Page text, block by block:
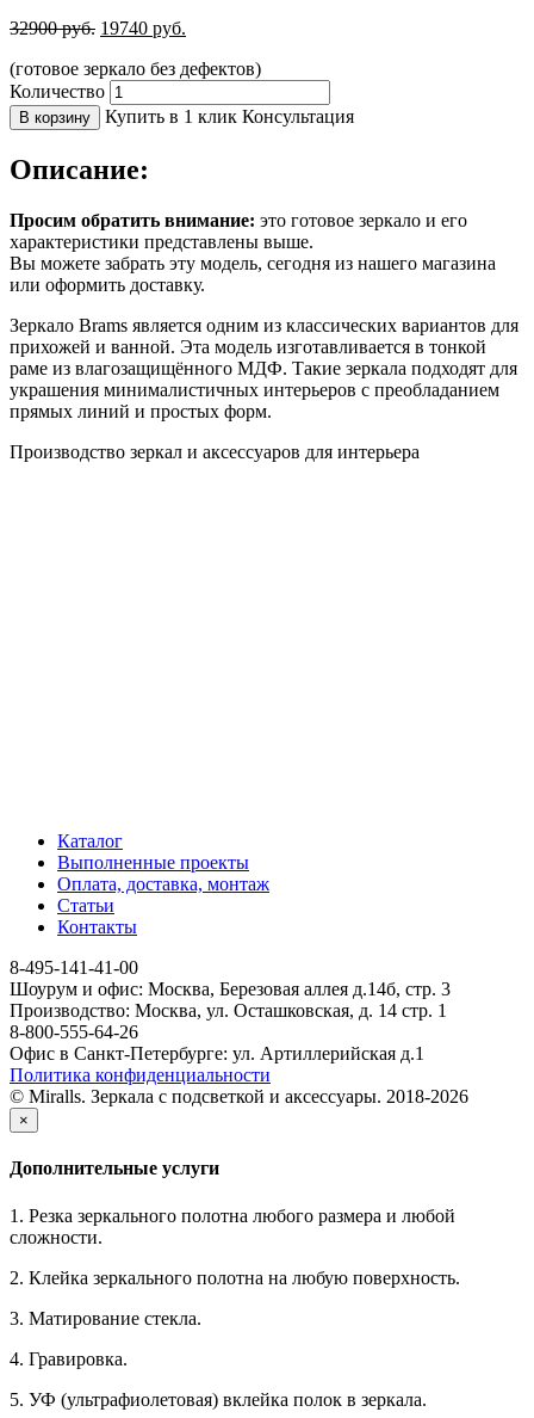
32900руб. 19740 руб.
(готовое зеркало без дефектов)
Количество
В корзину Купить в 1 клик Консультация
Описание:
Просим обратить внимание: это готовое зеркало и его
характеристики представлены выше.
Вы можете забрать эту модель, сегодня из нашего магазина
или оформить доставку.
Зеркало Brams является одним из классических вариантов для
прихожей и ванной. Эта модель изготавливается в тонкой
раме из влагозащищённого МДФ. Такие зеркала подходят для
украшения минималистичных интерьеров с преобладанием
прямых линий и простых форм.
Производство зеркал и аксессуаров для интерьера
Каталог
Выполненные проекты
Оплата, доставка, монтаж
Статьи
Контакты
8-495-141-41-00
Шоурум и офис: Москва, Березовая аллея д.14б, стр. 3
Производство: Москва, ул. Осташковская, д. 14 стр. 1
8-800-555-64-26
Офис в Санкт-Петербурге: ул. Артиллерийская д.1
Политика конфиденциальности
© Miralls. Зеркала с подсветкой и аксессуары. 2018-2026
×
Дополнительные услуги
1. Резка зеркального полотна любого размера и любой
сложности.
2. Клейка зеркального полотна на любую поверхность.
3. Матирование стекла.
4. Гравировка.
5. УФ (ультрафиолетовая) вклейка полок в зеркала.